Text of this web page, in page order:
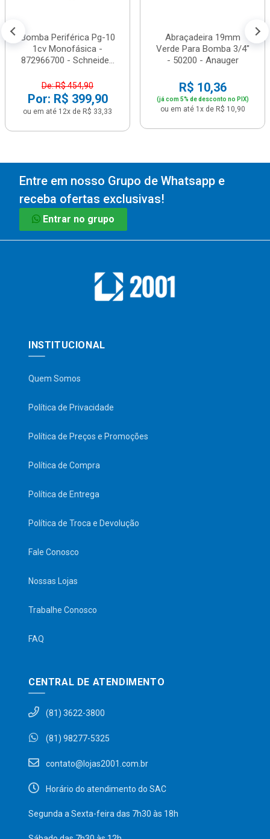
Bomba Periférica Pg-10
1cv Monofásica -
872966700 - Schneide...
De: R$ 454,90
Por: R$ 399,90
ou em até 12x de R$ 33,33
Abraçadeira 19mm
Verde Para Bomba 3/4"
- 50200 - Anauger
R$ 10,36
(já com 5% de desconto no PIX)
ou em até 1x de R$ 10,90
Entre em nosso Grupo de Whatsapp e
receba ofertas exclusivas!
Entrar no grupo
INSTITUCIONAL
Quem Somos
Política de Privacidade
Política de Preços e Promoções
Política de Compra
Política de Entrega
Política de Troca e Devolução
Fale Conosco
Nossas Lojas
Trabalhe Conosco
FAQ
CENTRAL DE ATENDIMENTO
(81) 3622-3800
(81) 98277-5325
contato@lojas2001.com.br
Horário do atendimento do SAC
Segunda a Sexta-feira das 7h30 às 18h